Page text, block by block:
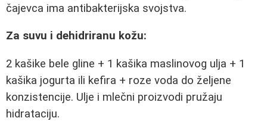
čajevca ima antibakterijska svojstva.
Za suvu i dehidriranu kožu:
2 kašike bele gline + 1 kašika maslinovog ulja + 1
kašika jogurta ili kefira + roze voda do željene
konzistencije. Ulje i mlečni proizvodi pružaju
hidrataciju.